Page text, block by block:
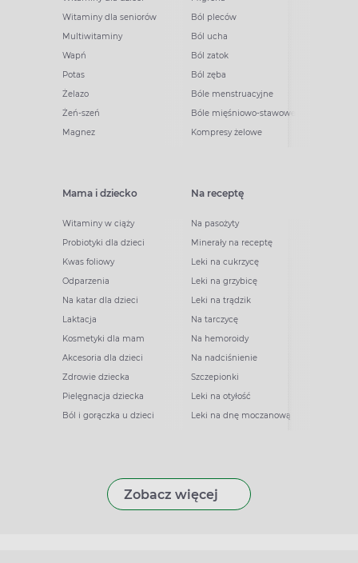
Witaminy dla seniorów
Multiwitaminy
Wapń
Potas
Żelazo
Żeń-szeń
Magnez
Ból pleców
Ból ucha
Ból zatok
Ból zęba
Bóle menstruacyjne
Bóle mięśniowo-stawowe
Kompresy żelowe
Mama i dziecko
Witaminy w ciąży
Probiotyki dla dzieci
Kwas foliowy
Odparzenia
Na katar dla dzieci
Laktacja
Kosmetyki dla mam
Akcesoria dla dzieci
Zdrowie dziecka
Pielęgnacja dziecka
Ból i gorączka u dzieci
Na receptę
Na pasożyty
Minerały na receptę
Leki na cukrzycę
Leki na grzybicę
Leki na trądzik
Na tarczycę
Na hemoroidy
Na nadciśnienie
Szczepionki
Leki na otyłość
Leki na dnę moczanową
Zobacz więcej